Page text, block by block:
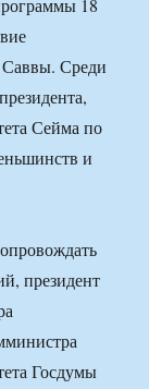
18
Саввы. Среди
Сейма по
и
президент
Госдумы